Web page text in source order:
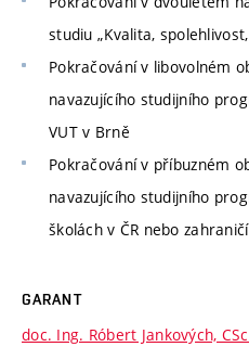
studiu „Kvalita,
Pokračování v libovolném
navazujícího studijního
VUT v Brně
Pokračování v příbuzném
navazujícího studijního
školách v ČR nebo
GARANT
doc. Ing. Róbert Jankových,